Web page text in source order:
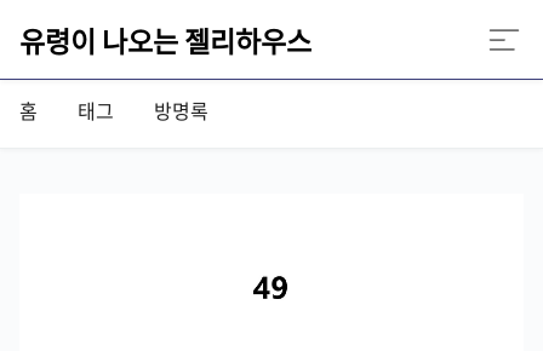
유령이 나오는 젤리하우스
홈 태그 방명록